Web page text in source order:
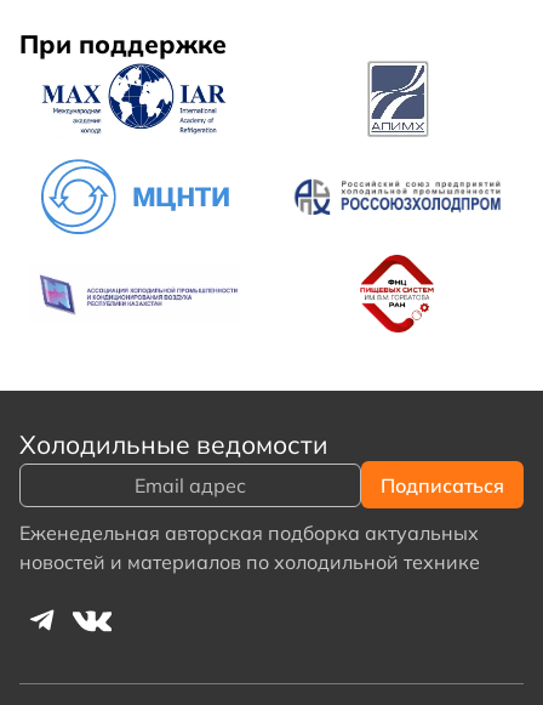
При поддержке
Холодильные ведомости
Еженедельная авторская подборка актуальных
новостей и материалов по холодильной технике